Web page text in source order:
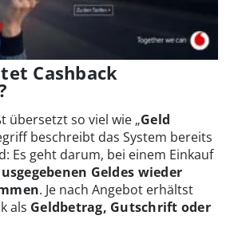
Cashback
übersetzt so viel wie „Geld
beschreibt das System bereits
Es geht darum, bei einem Einkauf
Geldes wieder
. Je nach Angebot erhältst
als Geldbetrag, Gutschrift oder